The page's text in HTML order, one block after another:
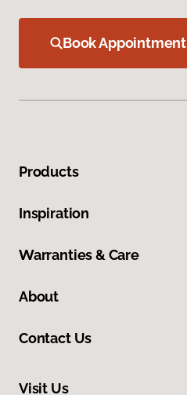
Book Appointment
Products
Inspiration
Warranties & Care
About
Contact Us
Visit Us